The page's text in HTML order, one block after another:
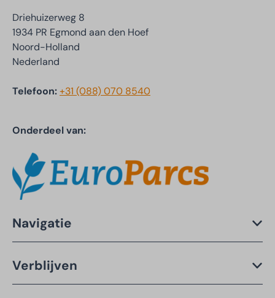
Driehuizerweg 8
1934 PR Egmond aan den Hoef
Noord-Holland
Nederland
Telefoon:+31 (088) 070 8540
Onderdeel van:
Navigatie
Verblijven